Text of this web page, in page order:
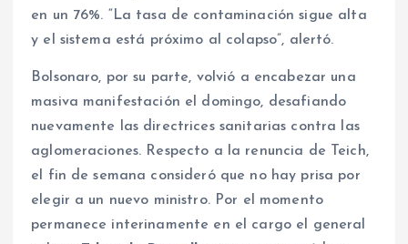
en un 76%. “La tasa de contaminación sigue alta
y el sistema está próximo al colapso”, alertó.
Bolsonaro, por su parte, volvió a encabezar una
masiva manifestación el domingo, desafiando
nuevamente las directrices sanitarias contra las
aglomeraciones. Respecto a la renuncia de Teich,
el fin de semana consideró que no hay prisa por
elegir a un nuevo ministro. Por el momento
permanece interinamente en el cargo el general